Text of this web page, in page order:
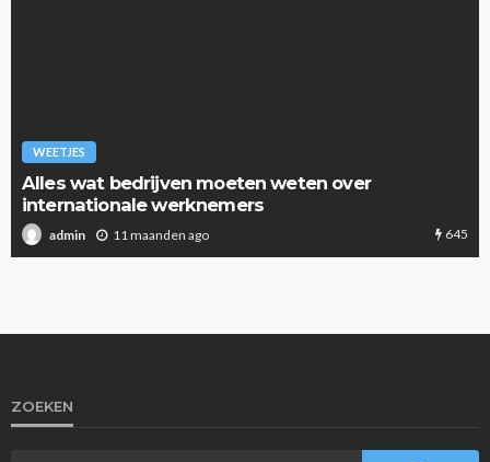
WEETJES
Alles wat bedrijven moeten weten over
internationale werknemers
admin 11 maanden ago 645
ZOEKEN